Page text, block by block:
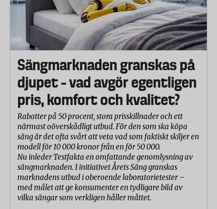
Sängmarknaden granskas på
djupet – vad avgör egentligen
pris, komfort och kvalitet?
Rabatter på 50 procent, stora prisskillnader och ett
närmast oöverskådligt utbud. För den som ska köpa
säng är det ofta svårt att veta vad som faktiskt skiljer en
modell för 10 000 kronor från en för 50 000.
Nu inleder Testfakta en omfattande genomlysning av
sängmarknaden. I initiativet Årets Säng granskas
marknadens utbud i oberoende laboratorietester –
med målet att ge konsumenter en tydligare bild av
vilka sängar som verkligen håller måttet.